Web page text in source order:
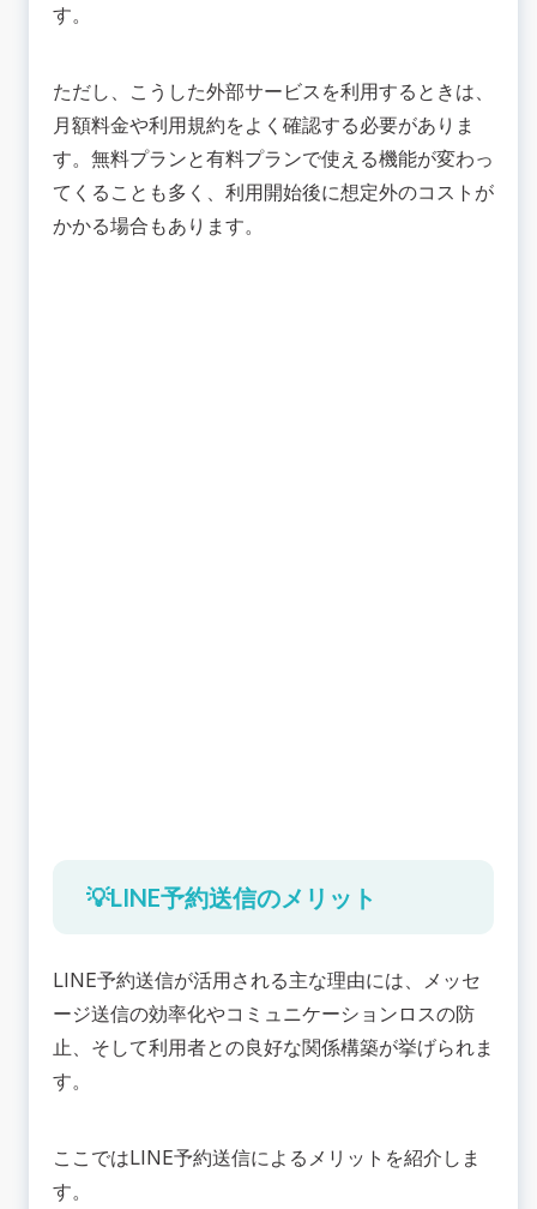
す。
ただし、こうした外部サービスを利用するときは、
月額料金や利用規約をよく確認する必要がありま
す。無料プランと有料プランで使える機能が変わっ
てくることも多く、利用開始後に想定外のコストが
かかる場合もあります。
💡LINE予約送信のメリット
LINE予約送信が活用される主な理由には、メッセ
ージ送信の効率化やコミュニケーションロスの防
止、そして利用者との良好な関係構築が挙げられま
す。
ここではLINE予約送信によるメリットを紹介しま
す。